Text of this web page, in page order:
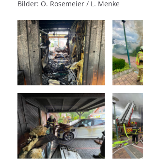
Bilder: O. Rosemeier / L. Menke